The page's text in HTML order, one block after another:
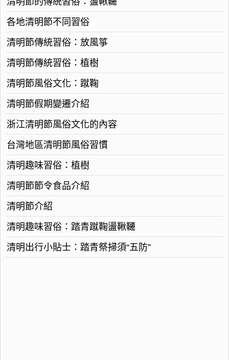
各地清明節不同習俗
清明節傳統習俗：放風箏
清明節傳統習俗：植樹
清明節風俗文化：蹴鞠
清明節假期變遷介紹
浙江清明節風俗文化的內容
台灣地區清明節風俗習慣
清明趣味習俗：植樹
清明節節令食品介紹
清明節介紹
清明趣味習俗：踏青蹴鞠盪鞦韆
清明出行小貼士：踏青祭掃須“五防”